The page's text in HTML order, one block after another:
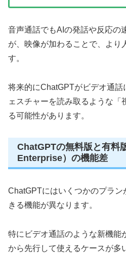
音声通話でもAIの発話や反応の
が、映像が加わることで、より
す。
将来的にChatGPTがビデオ通
ェスチャーを読み取るような「
る可能性があります。
ChatGPTの無料版と有料
Enterprise）の機能差
ChatGPTにはいくつかのプラ
きる機能が異なります。
特にビデオ通話のような新機能
から先行して使えるケースが多